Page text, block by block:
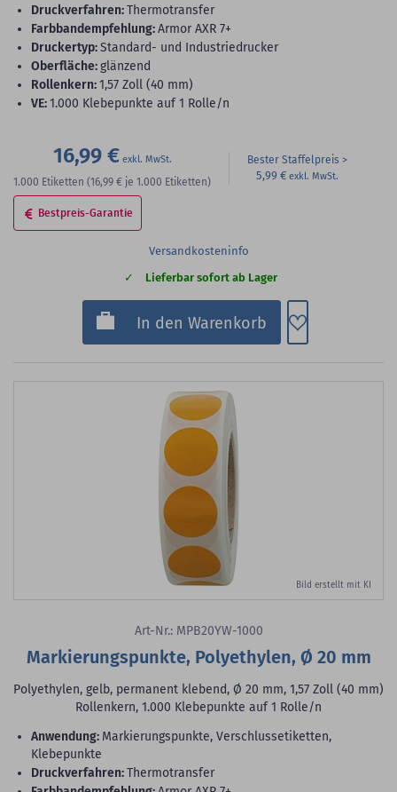
Druckverfahren:Thermotransfer
Farbbandempfehlung:Armor AXR 7+
Druckertyp:Standard- und Industriedrucker
Oberfläche:glänzend
Rollenkern:1,57 Zoll (40 mm)
VE:1.000 Klebepunkte auf 1 Rolle/n
16,99 €
1.000 Etiketten (16,99 € je 1.000 Etiketten)
Bester Staffelpreis
5,99 €
Bestpreis-Garantie
Versandkosteninfo
Lieferbar sofort ab Lager
In den Warenkorb Zum
Bild erstellt mit KI
Art-Nr.: MPB20YW-1000
Markierungspunkte, Polyethylen, Ø 20 mm
Polyethylen, gelb, permanent klebend, Ø 20 mm, 1,57 Zoll (40 mm)
Rollenkern, 1.000 Klebepunkte auf 1 Rolle/n
Anwendung: Markierungspunkte, Verschlussetiketten,
Klebepunkte
Druckverfahren:Thermotransfer